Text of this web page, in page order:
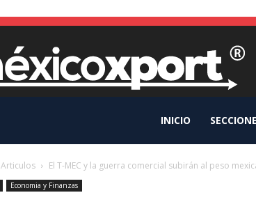
INICIO
Articulos El T-MEC y la guerra comercial subirán al peso
Economia y Finanzas